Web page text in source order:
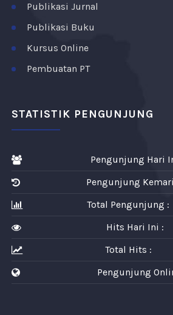
Publikasi Jurnal
Publikasi Buku
Kursus Online
Pembuatan PT
STATISTIK PENGUNJUNG
Pengunjung Hari
Pengunjung
Total Pengunjung :
Hits Hari Ini :
Total Hits :
Pengunjung